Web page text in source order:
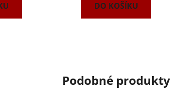
DO KOŠÍKU
Podobné produkty